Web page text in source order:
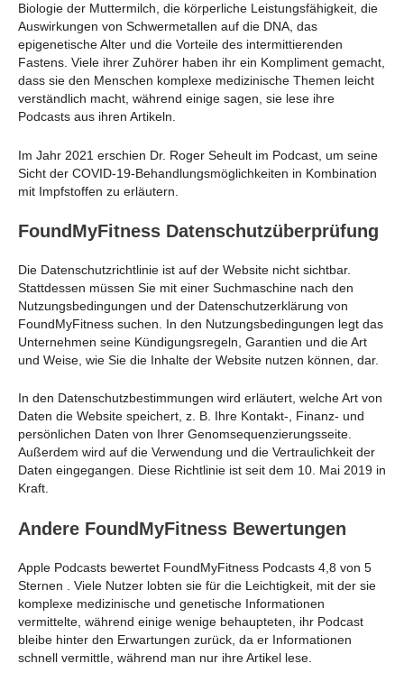
Biologie der Muttermilch, die körperliche Leistungsfähigkeit, die
Auswirkungen von Schwermetallen auf die DNA, das
epigenetische Alter und die Vorteile des intermittierenden
Fastens. Viele ihrer Zuhörer haben ihr ein Kompliment gemacht,
dass sie den Menschen komplexe medizinische Themen leicht
verständlich macht, während einige sagen, sie lese ihre
Podcasts aus ihren Artikeln.
Im Jahr 2021 erschien Dr. Roger Seheult im Podcast, um seine
Sicht der COVID-19-Behandlungsmöglichkeiten in Kombination
mit Impfstoffen zu erläutern.
FoundMyFitness Datenschutzüberprüfung
Die Datenschutzrichtlinie ist auf der Website nicht sichtbar.
Stattdessen müssen Sie mit einer Suchmaschine nach den
Nutzungsbedingungen und der Datenschutzerklärung von
FoundMyFitness suchen. In den Nutzungsbedingungen legt das
Unternehmen seine Kündigungsregeln, Garantien und die Art
und Weise, wie Sie die Inhalte der Website nutzen können, dar.
In den Datenschutzbestimmungen wird erläutert, welche Art von
Daten die Website speichert, z. B. Ihre Kontakt-, Finanz- und
persönlichen Daten von Ihrer Genomsequenzierungsseite.
Außerdem wird auf die Verwendung und die Vertraulichkeit der
Daten eingegangen. Diese Richtlinie ist seit dem 10. Mai 2019 in
Kraft.
Andere FoundMyFitness Bewertungen
Apple Podcasts bewertet FoundMyFitness Podcasts 4,8 von 5
Sternen . Viele Nutzer lobten sie für die Leichtigkeit, mit der sie
komplexe medizinische und genetische Informationen
vermittelte, während einige wenige behaupteten, ihr Podcast
bleibe hinter den Erwartungen zurück, da er Informationen
schnell vermittle, während man nur ihre Artikel lese.